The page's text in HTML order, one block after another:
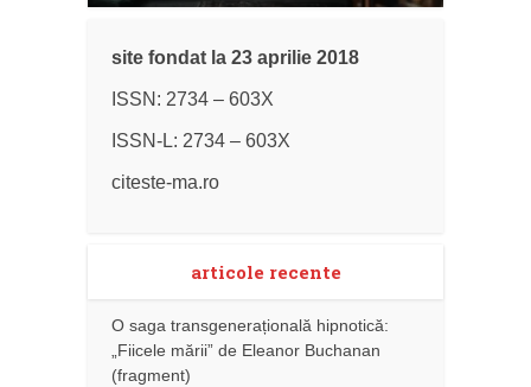
site fondat la 23 aprilie 2018
ISSN: 2734 – 603X
ISSN-L: 2734 – 603X
citeste-ma.ro
articole recente
O saga transgenerațională hipnotică:
„Fiicele mării” de Eleanor Buchanan
(fragment)